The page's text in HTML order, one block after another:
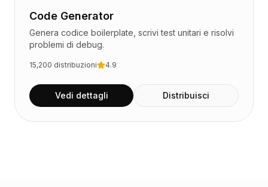
Code Generator
Genera codice boilerplate, scrivi test unitari e risolvi
problemi di debug.
15,200 distribuzioni 4.9
Vedi dettagli Distribuisci